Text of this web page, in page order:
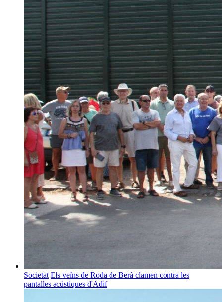
Societat Els veïns de Roda de Berà clamen contra les
pantalles acústiques d'Adif